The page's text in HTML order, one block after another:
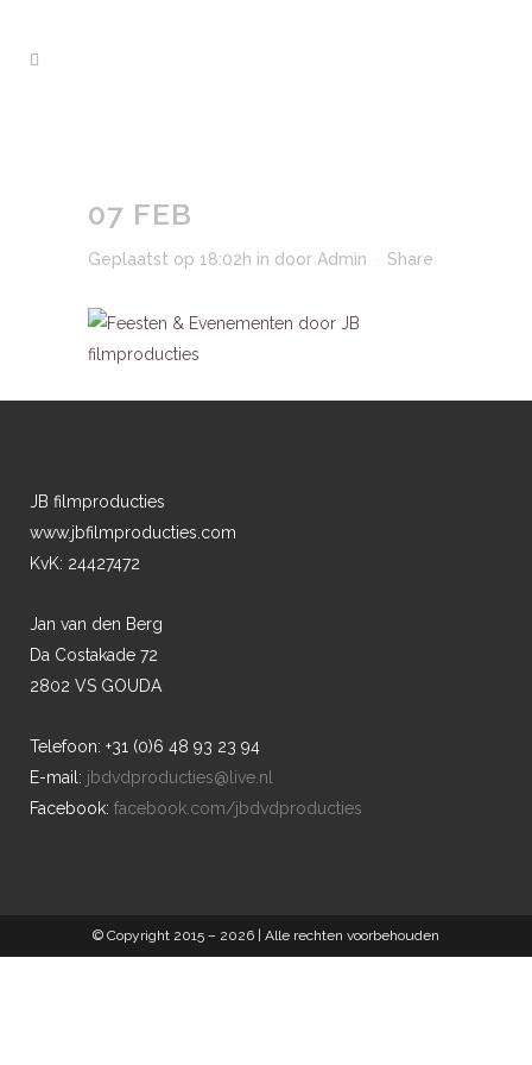
07 FEB
Geplaatst op 18:02h in door Admin Share
JB filmproducties
www.jbfilmproducties.com
KvK: 24427472
Jan van den Berg
Da Costakade 72
2802 VS GOUDA
Telefoon: +31 (0)6 48 93 23 94
E-mail: jbdvdproducties@live.nl
Facebook: facebook.com/jbdvdproducties
© Copyright 2015 – 2026 | Alle rechten voorbehouden